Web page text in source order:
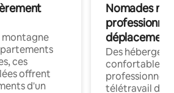
montagne
ces
offrent
d'un
Nomades
déplacement
Des
confortables
professionnels
télétravail